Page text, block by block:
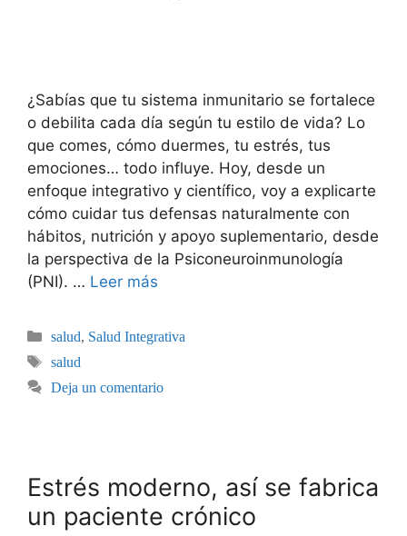
¿Sabías que tu sistema inmunitario se fortalece
o debilita cada día según tu estilo de vida? Lo
que comes, cómo duermes, tu estrés, tus
emociones… todo influye. Hoy, desde un
enfoque integrativo y científico, voy a explicarte
cómo cuidar tus defensas naturalmente con
hábitos, nutrición y apoyo suplementario, desde
la perspectiva de la Psiconeuroinmunología
(PNI). … Leer más
salud, Salud Integrativa
salud
Deja un comentario
Estrés moderno, así se fabrica
un paciente crónico